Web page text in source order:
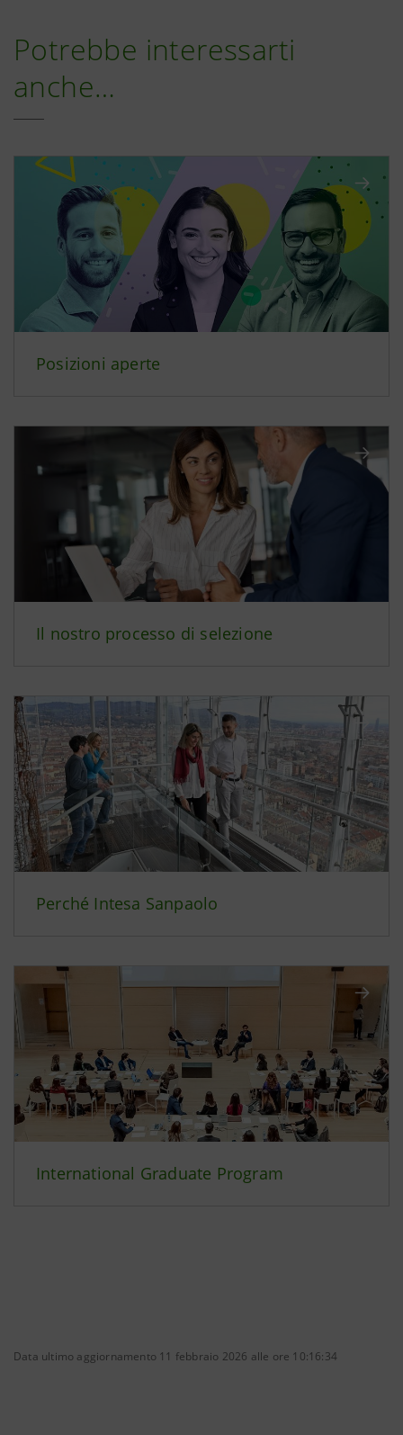
Potrebbe interessarti
anche…
Posizioni aperte
Il nostro processo di selezione
Perché Intesa Sanpaolo
International Graduate Program
Data ultimo aggiornamento 11 febbraio 2026 alle ore 10:16:34